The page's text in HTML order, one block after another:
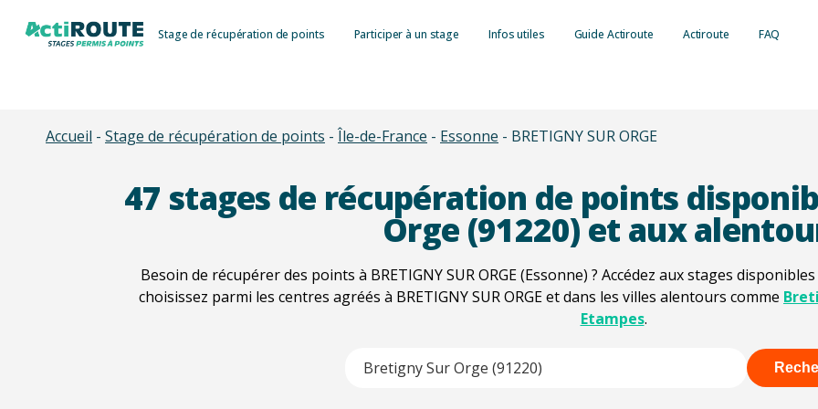
Stage de récupération de points Participer à un stage Infos utiles
Récupération
Suspension du
Invalidation du
Retrait du
Lettre 48SI :
Autres types
Tout savoir sur
Barème des
Contraventions
Délits routiers :
Payer une
Contester une
Formation
Formation
Formation éco-
Guide Actiroute Actiroute FAQ
Accueil - Stage de récupération de points - Île-de-France - Essonne - BRETIGNY SUR ORGE
47 stages de récupération de points
Orge (91220) et aux
Besoin de récupérer des points à BRETIGNY SUR ORGE (Essonne) ? Accédez aux stages
choisissez parmi les centres agréés à BRETIGNY SUR ORGE et dans les villes alentours comme
Etampes.